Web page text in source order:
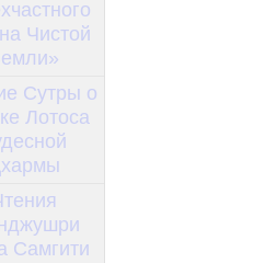
Чистой
Сутры о
Лотоса
Самгити